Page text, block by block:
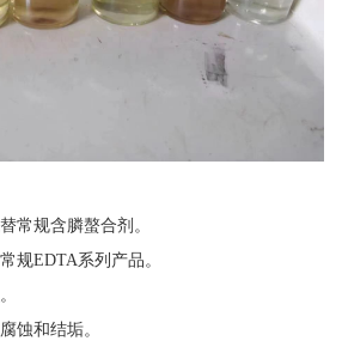
常规含膦螯合剂。
规EDTA系列产品。
蚀和结垢。